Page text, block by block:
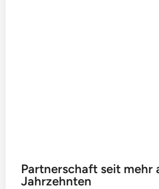
Partnerschaft seit mehr
Jahrzehnten